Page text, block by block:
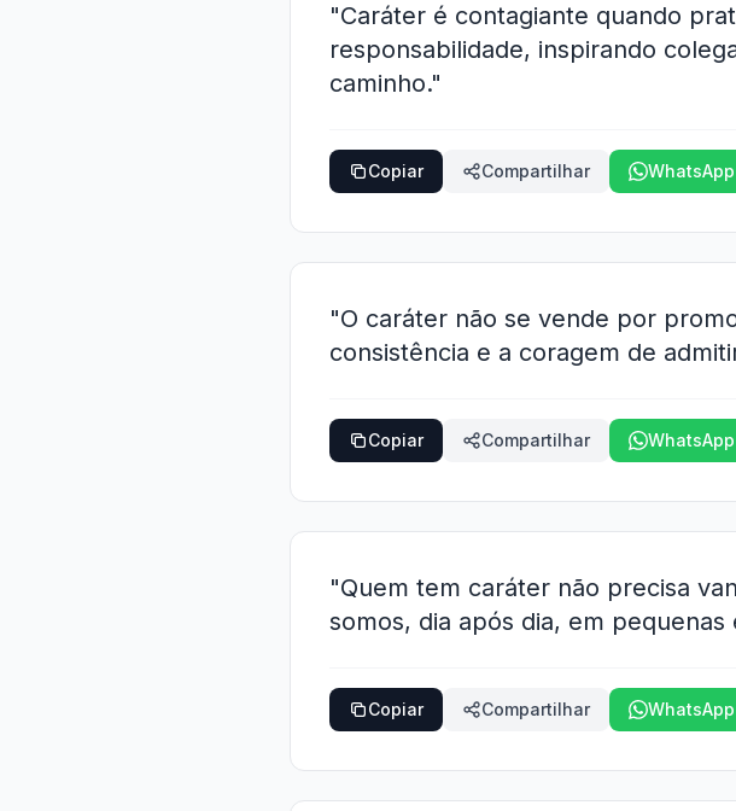
"Caráter é contagiante quando
responsabilidade, inspirando
caminho."
Copiar Compartilhar WhatsApp
"O caráter não se vende por
consistência e a coragem de
Copiar Compartilhar WhatsApp
"Quem tem caráter não precisa
somos, dia após dia, em pequenas
Copiar Compartilhar WhatsApp